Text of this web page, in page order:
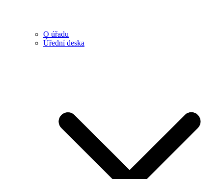
O úřadu
Úřední deska